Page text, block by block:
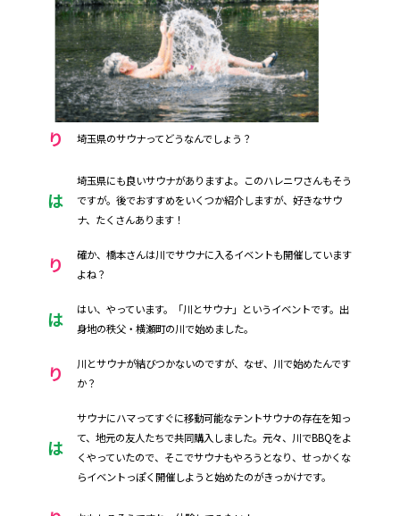
り 埼玉県のサウナってどうなんでしょう？
は
埼玉県にも良いサウナがありますよ。このハレニワさんもそう
ですが。後でおすすめをいくつか紹介しますが、好きなサウ
ナ、たくさんあります！
り
確か、橋本さんは川でサウナに入るイベントも開催しています
よね？
は
はい、やっています。「川とサウナ」というイベントです。出
身地の秩父・横瀬町の川で始めました。
り
川とサウナが結びつかないのですが、なぜ、川で始めたんです
か？
は
サウナにハマってすぐに移動可能なテントサウナの存在を知っ
て、地元の友人たちで共同購入しました。元々、川でBBQをよ
くやっていたので、そこでサウナもやろうとなり、せっかくな
らイベントっぽく開催しようと始めたのがきっかけです。